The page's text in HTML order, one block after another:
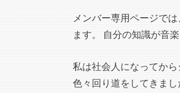
メンバー専用ページで
ます。 自分の知識が音
私は社会人になってか
色々回り道をしてきま